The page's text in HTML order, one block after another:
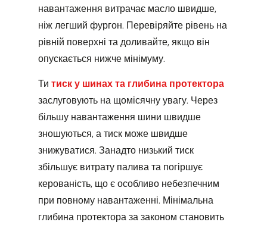
навантаження витрачає масло швидше,
ніж легший фургон. Перевіряйте рівень на
рівній поверхні та доливайте, якщо він
опускається нижче мінімуму.
Ти тиск у шинах та глибина протектора
заслуговують на щомісячну увагу. Через
більшу навантаження шини швидше
зношуються, а тиск може швидше
знижуватися. Занадто низький тиск
збільшує витрату палива та погіршує
керованість, що є особливо небезпечним
при повному навантаженні. Мінімальна
глибина протектора за законом становить